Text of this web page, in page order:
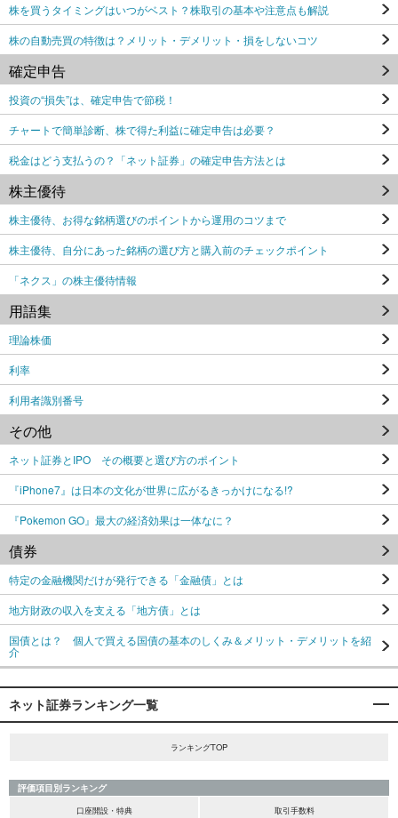
株を買うタイミングはいつがベスト？株取引の基本や注意点も解説
株の自動売買の特徴は？メリット・デメリット・損をしないコツ
確定申告
投資の“損失”は、確定申告で節税！
チャートで簡単診断、株で得た利益に確定申告は必要？
税金はどう支払うの？「ネット証券」の確定申告方法とは
株主優待
株主優待、お得な銘柄選びのポイントから運用のコツまで
株主優待、自分にあった銘柄の選び方と購入前のチェックポイント
「ネクス」の株主優待情報
用語集
理論株価
利率
利用者識別番号
その他
ネット証券とIPO その概要と選び方のポイント
『iPhone7』は日本の文化が世界に広がるきっかけになる!?
『Pokemon GO』最大の経済効果は一体なに？
債券
特定の金融機関だけが発行できる「金融債」とは
地方財政の収入を支える「地方債」とは
国債とは？ 個人で買える国債の基本のしくみ＆メリット・デメリットを紹
介
ネット証券ランキング一覧
ランキングTOP
評価項目別ランキング
口座開設・特典
取引手数料